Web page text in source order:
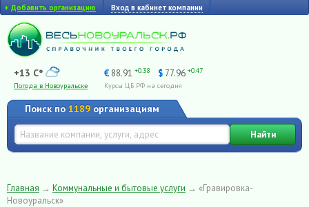
+ Добавить организацию Вход в кабинет компании
+13 C°
Погода в Новоуральске
€ 88.91 +0.38 $ 77.96 +0.47
Курсы ЦБ РФ на сегодня
Поиск по 1189 организациям
Найти
Главная → Коммунальные и бытовые услуги → «Гравировка-
Новоуральск»